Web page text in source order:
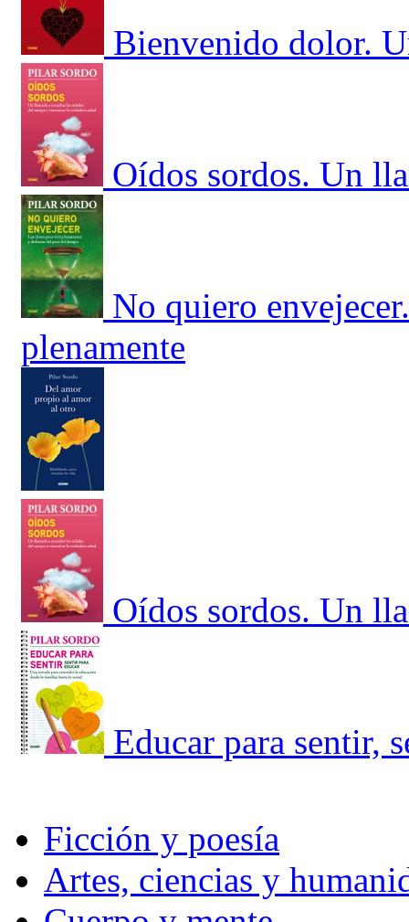
Bienvenido dolor.
Oídos sordos. Un
No quiero
plenamente
Oídos sordos. Un
Educar para sentir,
Ficción y poesía
Artes, ciencias y